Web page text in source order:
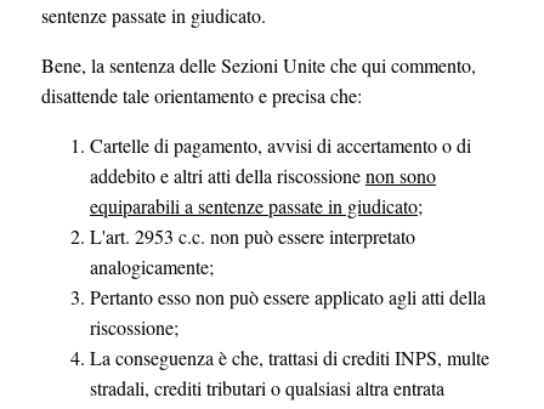
sentenze passate in giudicato.
Bene, la sentenza delle Sezioni Unite che qui commento,
disattende tale orientamento e precisa che:
Cartelle di pagamento, avvisi di accertamento o di
addebito e altri atti della riscossionenon sono
equiparabili a sentenze passate in giudicato;
L'art. 2953 c.c. non può essere interpretato
analogicamente;
Pertanto esso non può essere applicato agli atti della
riscossione;
La conseguenza è che, trattasi di crediti INPS, multe
stradali, crediti tributari o qualsiasi altra entrata